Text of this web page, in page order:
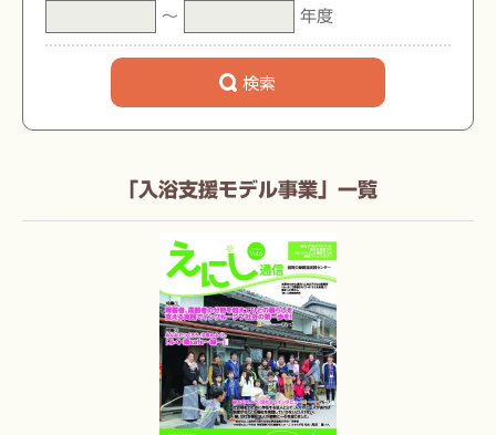
〜 年度
「入浴支援モデル事業」一覧